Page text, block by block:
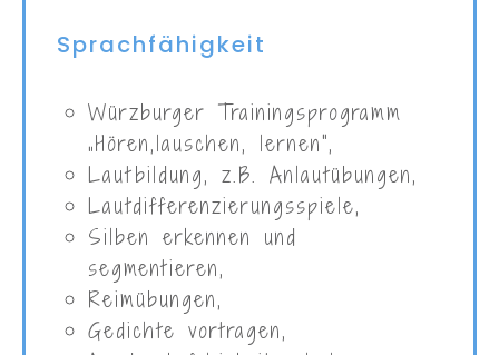
Sprachfähigkeit
Würzburger Trainingsprogramm
„Hören,lauschen, lernen“,
Lautbildung, z.B. Anlautübungen,
Lautdifferenzierungsspiele,
Silben erkennen und
segmentieren,
Reimübungen,
Gedichte vortragen,